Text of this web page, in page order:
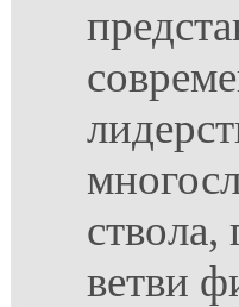
ствола,
ветви